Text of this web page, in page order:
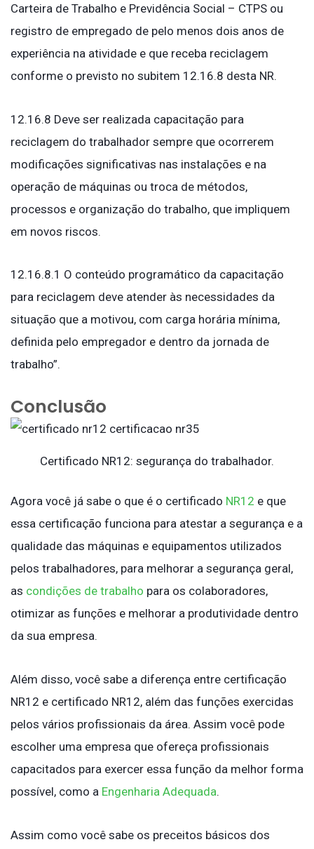
Carteira de Trabalho e Previdência Social – CTPS ou
registro de empregado de pelo menos dois anos de
experiência na atividade e que receba reciclagem
conforme o previsto no subitem 12.16.8 desta NR.
12.16.8 Deve ser realizada capacitação para
reciclagem do trabalhador sempre que ocorrerem
modificações significativas nas instalações e na
operação de máquinas ou troca de métodos,
processos e organização do trabalho, que impliquem
em novos riscos.
12.16.8.1 O conteúdo programático da capacitação
para reciclagem deve atender às necessidades da
situação que a motivou, com carga horária mínima,
definida pelo empregador e dentro da jornada de
trabalho”.
Conclusão
Certificado NR12: segurança do trabalhador.
Agora você já sabe o que é o certificado NR12 e que
essa certificação funciona para atestar a segurança e a
qualidade das máquinas e equipamentos utilizados
pelos trabalhadores, para melhorar a segurança geral,
as condições de trabalho para os colaboradores,
otimizar as funções e melhorar a produtividade dentro
da sua empresa.
Além disso, você sabe a diferença entre certificação
NR12 e certificado NR12, além das funções exercidas
pelos vários profissionais da área. Assim você pode
escolher uma empresa que ofereça profissionais
capacitados para exercer essa função da melhor forma
possível, como a Engenharia Adequada.
Assim como você sabe os preceitos básicos dos